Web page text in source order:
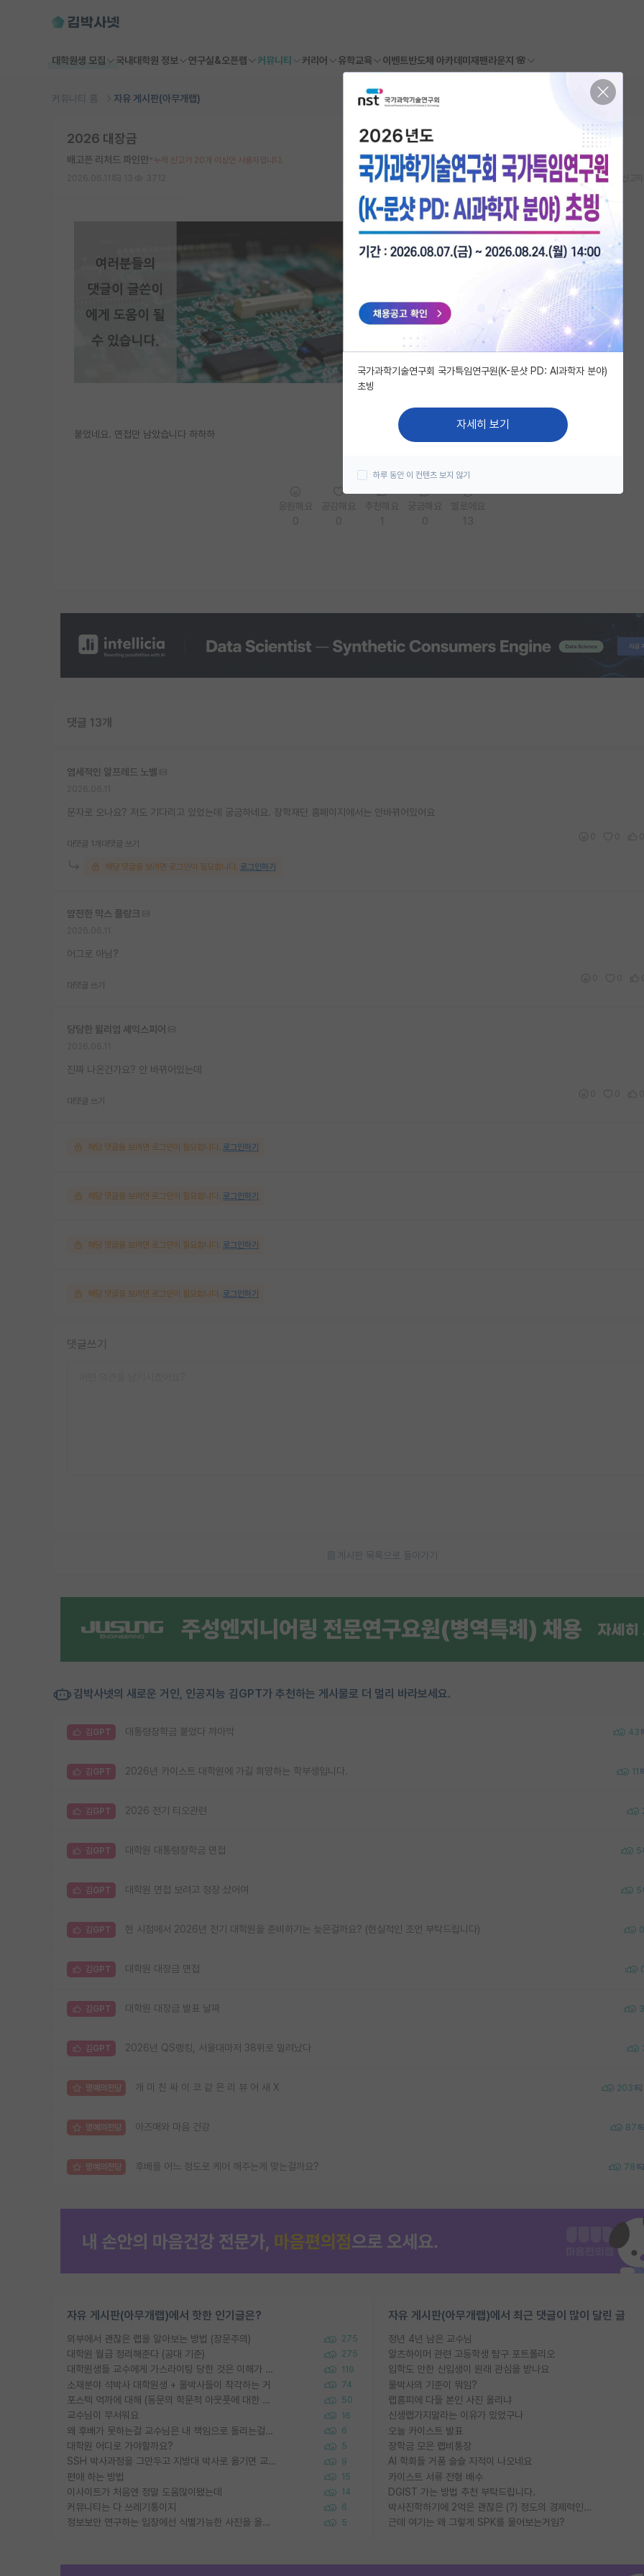
대학원생 모집 국내대학원 정보 연구실&오픈랩 커뮤니티 커리어 유학교육 이벤트반도체 아카데미 재팬라운지 🌸
커뮤니티 홈 자유 게시판(아무개랩)
2026 대장금
배고픈 리처드 파인만 누적 신고가 20개 이상인 사용자입니다.
스크랩
붙었네요. 면접만 남았습니다 하하하
댓글 13개
염세적인 알프레드 노벨
문자로 오나요? 저도 기다리고 있었는데 궁금하네요. 장학재단 홈페이지에서는 안바뀌어있어요
대댓글 1개 대댓글 쓰기
해당 댓글을 보려면 로그인이 필요합니다. 로그인하기
얌전한 막스 플랑크
어그로 아님?
대댓글 쓰기
당당한 윌리엄 셰익스피어
진짜 나온건가요? 안 바뀌어있는데
대댓글 쓰기
해당 댓글을 보려면 로그인이 필요합니다. 로그인하기
해당 댓글을 보려면 로그인이 필요합니다. 로그인하기
해당 댓글을 보려면 로그인이 필요합니다. 로그인하기
해당 댓글을 보려면 로그인이 필요합니다. 로그인하기
댓글쓰기
게시판 목록으로 돌아가기
김박사넷의 새로운 거인, 인공지능 김GPT가 추천하는 게시물로 더 멀리 바라보세요.
김GPT 대통령장학금 붙었다 꺄아악 43
김GPT 2026년 카이스트 대학원에 가길 희망하는 학부생입니다. 11
김GPT 2026 전기 티오관련
김GPT 대학원 대통령장학금 면접 5
김GPT 대학원 면접 보려고 정장 샀어여 5
김GPT 현 시점에서 2026년 전기 대학원을 준비하기는 늦은걸까요? (현실적인 조언 부탁드립니다) 0
김GPT 대학원 대장금 면접
김GPT 대학원 대장금 발표 날짜 3
김GPT 2026년 QS랭킹, 서울대마저 38위로 밀려났다
명예의전당 개 미 친 싸 이 코 같 은 리 뷰 어 새 X 203
명예의전당 아즈매와 마음 건강 87
명예의전당 후배를 어느 정도로 케어 해주는게 맞는걸까요? 78
자유 게시판(아무개랩)에서 핫한 인기글은?
외부에서 괜찮은 랩을 알아보는 방법 (장문주의) 275
대학원 월급 정리해준다 (공대 기준) 275
대학원생들 교수에게 가스라이팅 당한 것은 이해가 갑니다. 안타깝네요. 119
소재분야 석박사 대학원생 + 물박사들이 착각하는 거 74
포스텍 억까에 대해 (동문의 학문적 아웃풋에 대한 반박) 50
교수님이 무서워요 16
왜 후배가 못하는걸 교수님은 내 책임으로 돌리는걸까요? 6
대학원 어디로 가야할까요? 5
SSH 박사과정을 그만두고 지방대 박사로 옮기면 교수의 꿈은 끝일까요? 9
편애 하는 방법 15
이사이트가 처음엔 정말 도움많이됐는데 14
커뮤니티는 다 쓰레기통이지 6
정보보안 연구하는 입장에선 식별가능한 사진을 올리는건 비추이긴함 5
자유 게시판(아무개랩)에서 최근 댓글이 많이 달린 글
정년 4년 남은 교수님
알츠하이머 관련 고등학생 탐구 포트폴리오
입학도 안한 신입생이 원래 관심을 받나요
물박사의 기준이 뭐임?
랩홈피에 다들 본인 사진 올리냐
신생랩가지말라는 이유가 있었구나
오늘 카이스트 발표
장학금 모은 랩비통장
AI 학회들 거품 슬슬 지적이 나오네요
카이스트 서류 전형 배수
DGIST 가는 방법 추천 부탁드립니다.
박사진학하기에 2억은 괜찮은 (?) 정도의 경제력인가요
근데 여기는 왜 그렇게 SPK를 물어보는거임?
국가과학기술연구회 국가특임연구원(K-문샷 PD: AI과학자 분야)
초빙
자세히 보기
하루 동안 이 컨텐츠 보지 않기